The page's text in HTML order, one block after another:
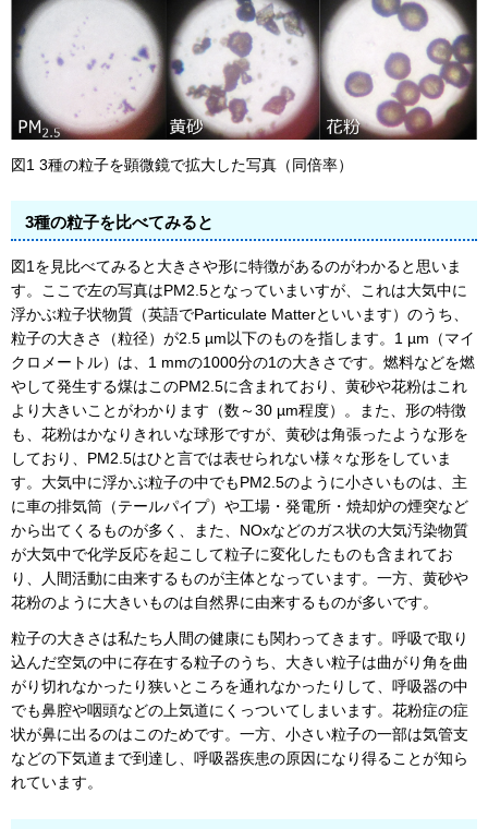
図1 3種の粒子を顕微鏡で拡大した写真（同倍率）
3種の粒子を比べてみると
図1を見比べてみると大きさや形に特徴があるのがわかると思いま
す。ここで左の写真はPM2.5となっていまいすが、これは大気中に
浮かぶ粒子状物質（英語でParticulate Matterといいます）のうち、
粒子の大きさ（粒径）が2.5 µm以下のものを指します。1 µm（マイ
クロメートル）は、1 mmの1000分の1の大きさです。燃料などを燃
やして発生する煤はこのPM2.5に含まれており、黄砂や花粉はこれ
より大きいことがわかります（数～30 µm程度）。また、形の特徴
も、花粉はかなりきれいな球形ですが、黄砂は角張ったような形を
しており、PM2.5はひと言では表せられない様々な形をしていま
す。大気中に浮かぶ粒子の中でもPM2.5のように小さいものは、主
に車の排気筒（テールパイプ）や工場・発電所・焼却炉の煙突など
から出てくるものが多く、また、NOxなどのガス状の大気汚染物質
が大気中で化学反応を起こして粒子に変化したものも含まれてお
り、人間活動に由来するものが主体となっています。一方、黄砂や
花粉のように大きいものは自然界に由来するものが多いです。
粒子の大きさは私たち人間の健康にも関わってきます。呼吸で取り
込んだ空気の中に存在する粒子のうち、大きい粒子は曲がり角を曲
がり切れなかったり狭いところを通れなかったりして、呼吸器の中
でも鼻腔や咽頭などの上気道にくっついてしまいます。花粉症の症
状が鼻に出るのはこのためです。一方、小さい粒子の一部は気管支
などの下気道まで到達し、呼吸器疾患の原因になり得ることが知ら
れています。